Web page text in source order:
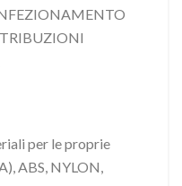
per le proprie
ABS, NYLON,